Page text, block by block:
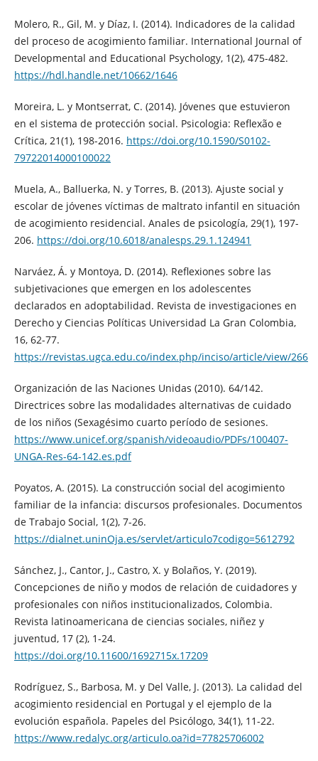
Molero, R., Gil, M. y Díaz, I. (2014). Indicadores de la calidad
del proceso de acogimiento familiar. International Journal of
Developmental and Educational Psychology, 1(2), 475-482.
https://hdl.handle.net/10662/1646
Moreira, L. y Montserrat, C. (2014). Jóvenes que estuvieron
en el sistema de protección social. Psicologia: Reflexão e
Crítica, 21(1), 198-2016. https://doi.org/10.1590/S0102-
79722014000100022
Muela, A., Balluerka, N. y Torres, B. (2013). Ajuste social y
escolar de jóvenes víctimas de maltrato infantil en situación
de acogimiento residencial. Anales de psicología, 29(1), 197-
206. https://doi.org/10.6018/analesps.29.1.124941
Narváez, Á. y Montoya, D. (2014). Reflexiones sobre las
subjetivaciones que emergen en los adolescentes
declarados en adoptabilidad. Revista de investigaciones en
Derecho y Ciencias Políticas Universidad La Gran Colombia,
16, 62-77.
https://revistas.ugca.edu.co/index.php/inciso/article/view/266
Organización de las Naciones Unidas (2010). 64/142.
Directrices sobre las modalidades alternativas de cuidado
de los niños (Sexagésimo cuarto período de sesiones.
https://www.unicef.org/spanish/videoaudio/PDFs/100407-
UNGA-Res-64-142.es.pdf
Poyatos, A. (2015). La construcción social del acogimiento
familiar de la infancia: discursos profesionales. Documentos
de Trabajo Social, 1(2), 7-26.
https://dialnet.uninOja.es/servlet/articulo7codigo=5612792
Sánchez, J., Cantor, J., Castro, X. y Bolaños, Y. (2019).
Concepciones de niño y modos de relación de cuidadores y
profesionales con niños institucionalizados, Colombia.
Revista latinoamericana de ciencias sociales, niñez y
juventud, 17 (2), 1-24.
https://doi.org/10.11600/1692715x.17209
Rodríguez, S., Barbosa, M. y Del Valle, J. (2013). La calidad del
acogimiento residencial en Portugal y el ejemplo de la
evolución española. Papeles del Psicólogo, 34(1), 11-22.
https://www.redalyc.org/articulo.oa?id=77825706002